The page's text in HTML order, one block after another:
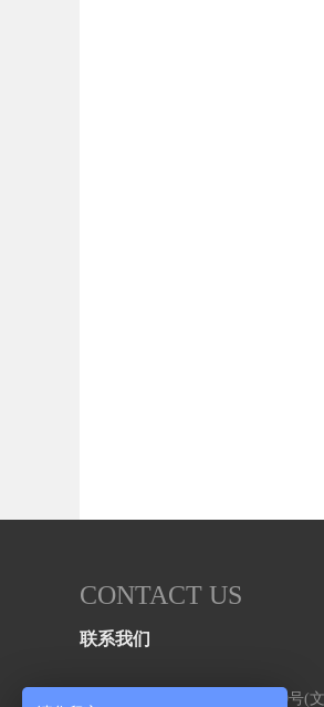
CONTACT US
联系我们
地址：武汉市洪山区书城路170号(